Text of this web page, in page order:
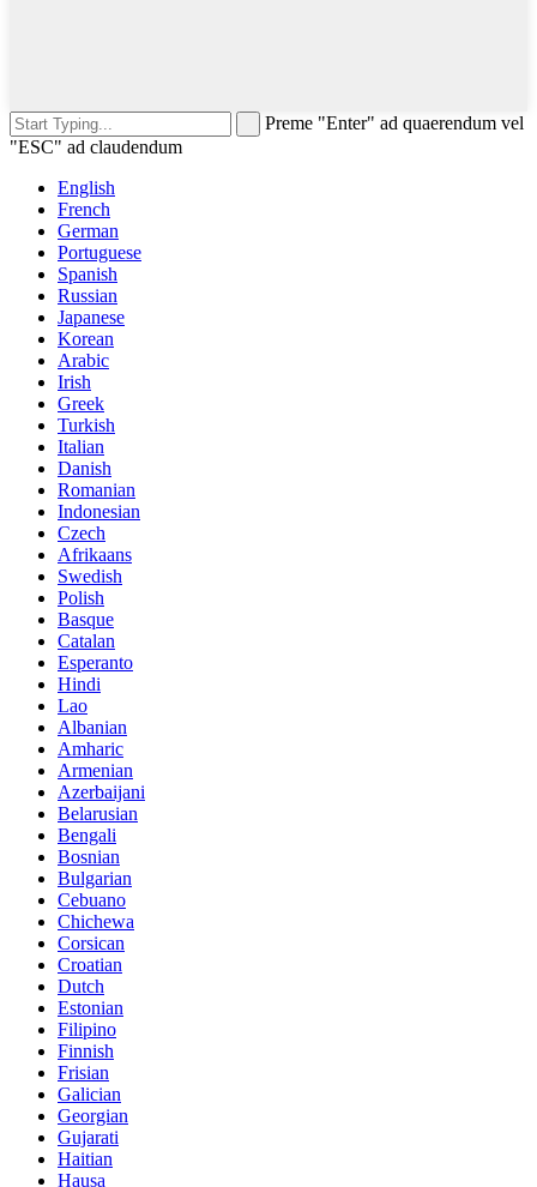
Preme "Enter" ad quaerendum vel
"ESC" ad claudendum
English
French
German
Portuguese
Spanish
Russian
Japanese
Korean
Arabic
Irish
Greek
Turkish
Italian
Danish
Romanian
Indonesian
Czech
Afrikaans
Swedish
Polish
Basque
Catalan
Esperanto
Hindi
Lao
Albanian
Amharic
Armenian
Azerbaijani
Belarusian
Bengali
Bosnian
Bulgarian
Cebuano
Chichewa
Corsican
Croatian
Dutch
Estonian
Filipino
Finnish
Frisian
Galician
Georgian
Gujarati
Haitian
Hausa